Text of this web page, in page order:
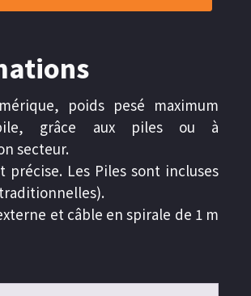
poids pesé maximum
grâce aux piles ou à
secteur.
précise. Les Piles sont incluses
traditionnelles).
et câble en spirale de 1 m